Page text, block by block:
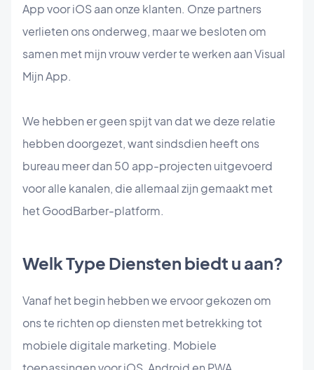
App voor iOS aan onze klanten. Onze partners
verlieten ons onderweg, maar we besloten om
samen met mijn vrouw verder te werken aan Visual
Mijn App.
We hebben er geen spijt van dat we deze relatie
hebben doorgezet, want sindsdien heeft ons
bureau meer dan 50 app-projecten uitgevoerd
voor alle kanalen, die allemaal zijn gemaakt met
het GoodBarber-platform.
Welk Type Diensten biedt u aan?
Vanaf het begin hebben we ervoor gekozen om
ons te richten op diensten met betrekking tot
mobiele digitale marketing. Mobiele